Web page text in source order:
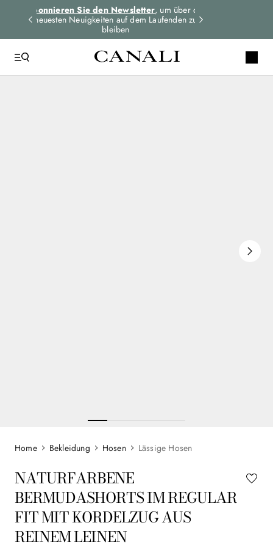
Abonnieren Sie den Newsletter, um über die
neuesten Neuigkeiten auf dem Laufenden zu
bleiben
Bekleidung Hosen Lässige Hosen
NATURFARBENE
BERMUDASHORTS IM REGULAR
FIT MIT KORDELZUG AUS
REINEM LEINEN